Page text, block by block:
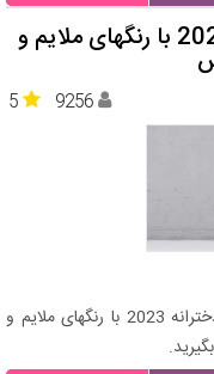
استایل پاییزی دخترانه و زنانه 2023 با رنگهای ملایم و
5 9256
جدیدترین نمونه های استایل پاییزی زنانه و دخترانه 2023 با رنگهای ملایم و